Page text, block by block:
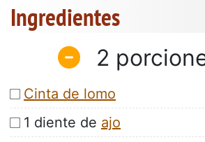
Ingredientes
2
Cinta de lomo
1 diente de ajo